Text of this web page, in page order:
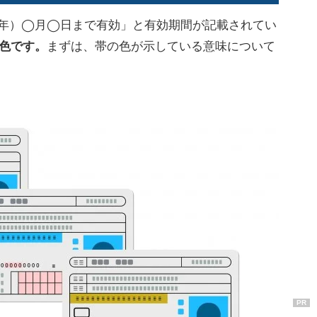
）◯月◯日まで有効」と有効期間が記載されてい
です。
まずは、帯の色が示している意味について
PR